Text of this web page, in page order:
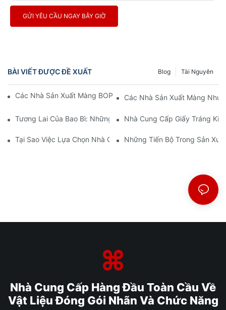
GỬI YÊU CẦU NGAY BÂY GIỜ
BÀI VIẾT ĐƯỢC ĐỀ XUẤT Tài Nguyên
Blog
Các Nhà Sản Xuất Màng BOPP: Xương Sống Của Bao Bì Mềm
Các Nhà Sản Xuất Màng
Tương Lai Của Bao Bì: Những Hiểu Biết Từ Các Nhà Sản Xuất
Nhà Cung Cấp Giấy Tráng
Tại Sao Việc Lựa Chọn Nhà Cung Cấp Màng BOPP Phù Hợp
Những Tiến Bộ Trong Sản
Nhà Cung Cấp Hàng Đầu Toàn Cầu Về
Vật Liệu Đóng Gói Nhãn Và Chức Năng